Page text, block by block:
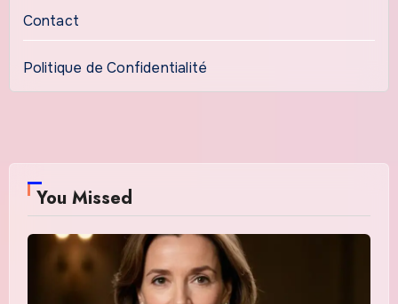
Contact
Politique de Confidentialité
You Missed